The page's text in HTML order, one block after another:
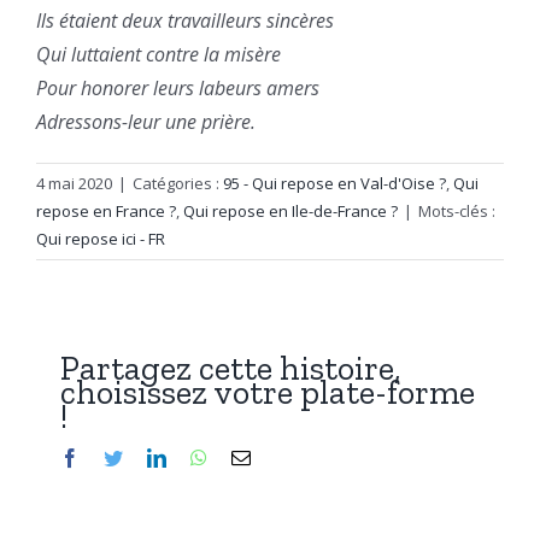
Ils étaient deux travailleurs sincères
Qui luttaient contre la misère
Pour honorer leurs labeurs amers
Adressons-leur une prière.
4 mai 2020 | Catégories : 95 - Qui repose en Val-d'Oise ?,Qui
repose en France ?,Qui repose en Ile-de-France ? | Mots-clés :
Qui repose ici - FR
Partagez cette histoire,
choisissez votre plate-forme
!
Facebook
TwitterLinkedInWhatsApp
Email